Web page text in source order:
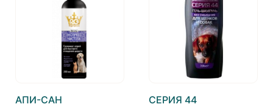
АПИ-САН СЕРИЯ 44